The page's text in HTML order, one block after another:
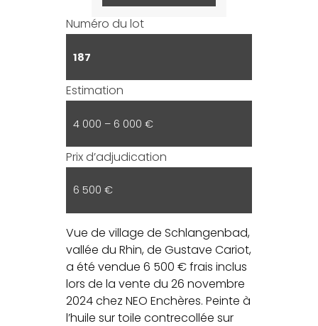
Numéro du lot
187
Estimation
4 000 – 6 000 €
Prix d’adjudication
6 500 €
Vue de village de Schlangenbad,
vallée du Rhin, de Gustave Cariot,
a été vendue 6 500 € frais inclus
lors de la vente du 26 novembre
2024 chez NEO Enchères. Peinte à
l’huile sur toile contrecollée sur